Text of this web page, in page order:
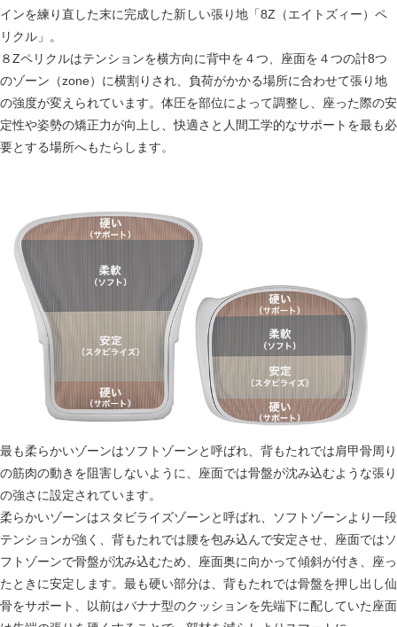
インを練り直した末に完成した新しい張り地「8Z（エイトズィー）ペ
リクル」。
８Zペリクルはテンションを横方向に背中を４つ、座面を４つの計8つ
のゾーン（zone）に横割りされ、負荷がかかる場所に合わせて張り地
の強度が変えられています。体圧を部位によって調整し、座った際の安
定性や姿勢の矯正力が向上し、快適さと人間工学的なサポートを最も必
要とする場所へもたらします。
最も柔らかいゾーンはソフトゾーンと呼ばれ、背もたれでは肩甲骨周り
の筋肉の動きを阻害しないように、座面では骨盤が沈み込むような張り
の強さに設定されています。
柔らかいゾーンはスタビライズゾーンと呼ばれ、ソフトゾーンより一段
テンションが強く、背もたれでは腰を包み込んで安定させ、座面ではソ
フトゾーンで骨盤が沈み込むため、座面奥に向かって傾斜が付き、座っ
たときに安定します。最も硬い部分は、背もたれでは骨盤を押し出し仙
骨をサポート、以前はバナナ型のクッションを先端下に配していた座面